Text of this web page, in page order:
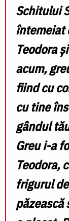
Schitului
întemeiat
Teodora
acum,
fiind cu
cu tine
gândul
Greu i-a
Teodora,
frigurul
păzească